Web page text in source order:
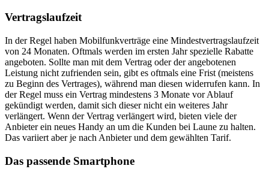
Vertragslaufzeit
In der Regel haben Mobilfunkverträge eine Mindestvertragslaufzeit
von 24 Monaten. Oftmals werden im ersten Jahr spezielle Rabatte
angeboten. Sollte man mit dem Vertrag oder der angebotenen
Leistung nicht zufrienden sein, gibt es oftmals eine Frist (meistens
zu Beginn des Vertrages), während man diesen widerrufen kann. In
der Regel muss ein Vertrag mindestens 3 Monate vor Ablauf
gekündigt werden, damit sich dieser nicht ein weiteres Jahr
verlängert. Wenn der Vertrag verlängert wird, bieten viele der
Anbieter ein neues Handy an um die Kunden bei Laune zu halten.
Das variiert aber je nach Anbieter und dem gewählten Tarif.
Das passende Smartphone